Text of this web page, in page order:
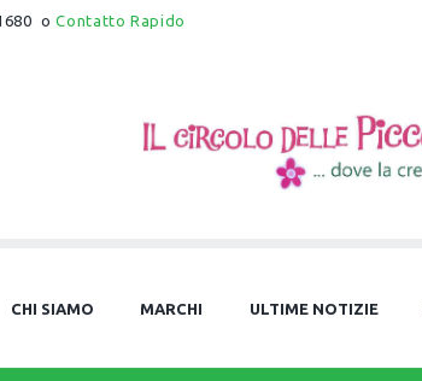
oContatto Rapido
CHI SIAMO MARCHI ULTIME NOTIZIE